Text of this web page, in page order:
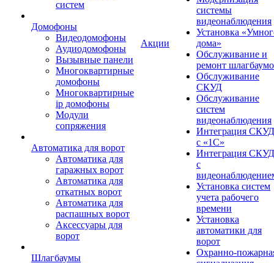
систем
Домофоны
Видеодомофоны
Аудиодомофоны
Вызывные панели
Многоквартирные
домофоны
Многоквартирные
ip домофоны
Модули
сопряжения
Автоматика для ворот
Автоматика для
гаражных ворот
Автоматика для
откатных ворот
Автоматика для
распашных ворот
Аксессуары для
ворот
Шлагбаумы
Акции
системы
видеонаблюдения
Установка
дома»
Обслуживание и
ремонт
Обслуживание
СКУД
Обслуживание
систем
видеонаблюдения
Интеграция СКУД
с «1С»
Интеграция СКУД
с
Установка систем
учета рабочего
времени
Установка
автоматики для
ворот
Охранно-